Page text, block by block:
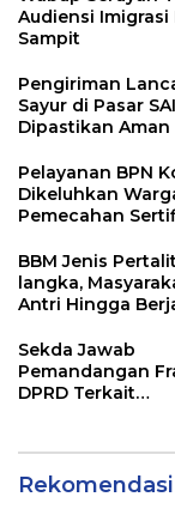
Audiensi Imigrasi
Sampit
Pengiriman
Sayur di Pasar
Dipastikan Aman
Pelayanan BPN
Dikeluhkan
Pemecahan
BBM Jenis
langka,
Antri Hingga
Sekda Jawab
Pemandangan
DPRD Terkait
2024